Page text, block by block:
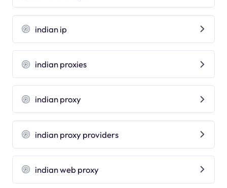
indian ip
indian proxies
indian proxy
indian proxy providers
indian web proxy